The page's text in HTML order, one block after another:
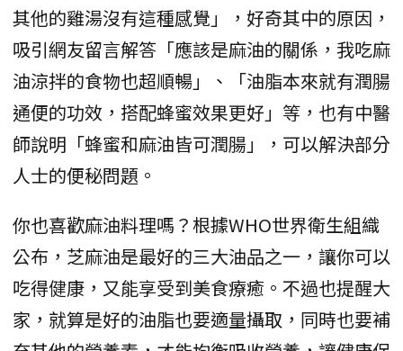
其他的雞湯沒有這種感覺」，好奇其中的原因，
吸引網友留言解答「應該是麻油的關係，我吃麻
油涼拌的食物也超順暢」、「油脂本來就有潤腸
通便的功效，搭配蜂蜜效果更好」等，也有中醫
師說明「蜂蜜和麻油皆可潤腸」，可以解決部分
人士的便秘問題。
你也喜歡麻油料理嗎？根據WHO世界衛生組織
公布，芝麻油是最好的三大油品之一，讓你可以
吃得健康，又能享受到美食療癒。不過也提醒大
家，就算是好的油脂也要適量攝取，同時也要補